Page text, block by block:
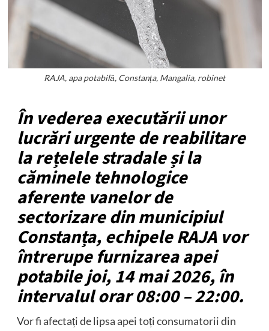
RAJA, apa potabilă, Constanța, Mangalia, robinet
În vederea executării unor
lucrări urgente de reabilitare
la rețelele stradale și la
căminele tehnologice
aferente vanelor de
sectorizare din municipiul
Constanța, echipele RAJA vor
întrerupe furnizarea apei
potabile joi, 14 mai 2026, în
intervalul orar 08:00 – 22:00.
Vor fi afectați de lipsa apei toți consumatorii din